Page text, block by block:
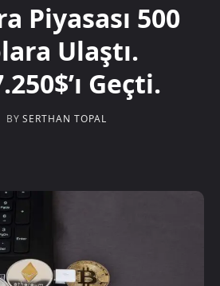
Piyasası 500
Ulaştı.
Geçti.
BY SERTHAN TOPAL